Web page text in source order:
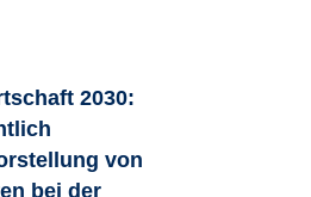
2030:
von
bei der